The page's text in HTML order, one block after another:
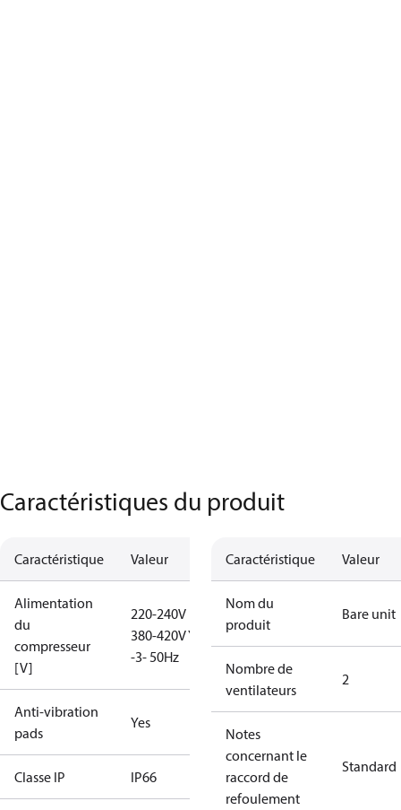
Caractéristiques du produit
Caractéristique Valeur
Alimentation
du
compresseur
[V]
220-240V D /
380-420V Y
-3- 50Hz
Anti-vibration
pads
Yes
Classe IP IP66
Caractéristique Valeur
Nom du
produit
Bare unit
Nombre de
ventilateurs
2
Notes
concernant le
raccord de
refoulement
Standard